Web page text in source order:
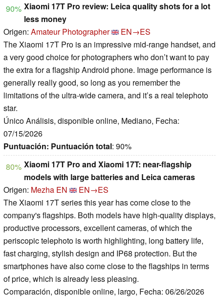
90% Xiaomi 17T Pro review: Leica quality shots for a lot
less money
Origen: Amateur Photographer
EN→ES
The Xiaomi 17T Pro is an impressive mid-range handset, and
a very good choice for photographers who don’t want to pay
the extra for a flagship Android phone. Image performance is
generally really good, so long as you remember the
limitations of the ultra-wide camera, and it’s a real telephoto
star.
Único Análisis, disponible online, Mediano, Fecha:
07/15/2026
Puntuación: Puntuación total: 90%
80% Xiaomi 17T Pro and Xiaomi 17T: near-flagship
models with large batteries and Leica cameras
Origen: Mezha EN
EN→ES
The Xiaomi 17T series this year has come close to the
company's flagships. Both models have high-quality displays,
productive processors, excellent cameras, of which the
periscopic telephoto is worth highlighting, long battery life,
fast charging, stylish design and IP68 protection. But the
smartphones have also come close to the flagships in terms
of price, which is already less pleasing.
Comparación, disponible online, largo, Fecha: 06/26/2026